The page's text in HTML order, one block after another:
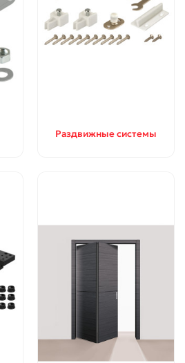
Раздвижные системы